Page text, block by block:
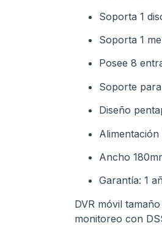
Soporta 1
Soporta 1
Posee 8
Soporte
Diseño
Ancho
Garantía: 1
DVR móvil
monitoreo con